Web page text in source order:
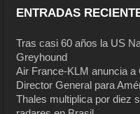
ENTRADAS
Tras casi 60 años la US
Greyhound
Air France-KLM anuncia
Director General para
Thales multiplica por diez